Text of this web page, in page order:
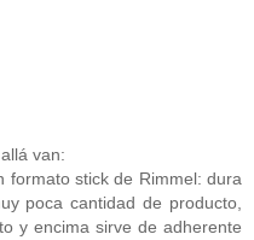
van:
formato stick de Rimmel: dura
poca cantidad de producto,
y encima sirve de adherente